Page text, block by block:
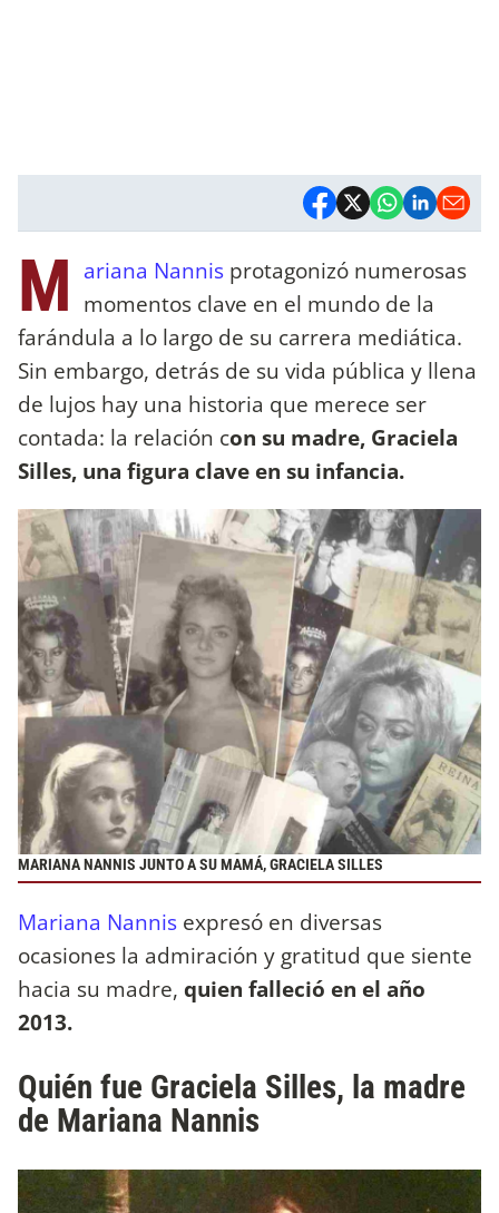
M ariana Nannis protagonizó numerosas
momentos clave en el mundo de la
farándula a lo largo de su carrera mediática.
Sin embargo, detrás de su vida pública y llena
de lujos hay una historia que merece ser
contada: la relación con su madre, Graciela
Silles, una figura clave en su infancia.
MARIANA NANNIS JUNTO A SU MAMÁ, GRACIELA SILLES
Mariana Nannis expresó en diversas
ocasiones la admiración y gratitud que siente
hacia su madre, quien falleció en el año
2013.
Quién fue Graciela Silles, la madre
de Mariana Nannis